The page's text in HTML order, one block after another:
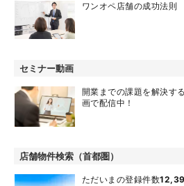
ワンオペ店舗の成功法則
セミナー動画
開業までの課題を解決す
画で配信中！
店舗物件検索（首都圏）
ただいまの登録件数